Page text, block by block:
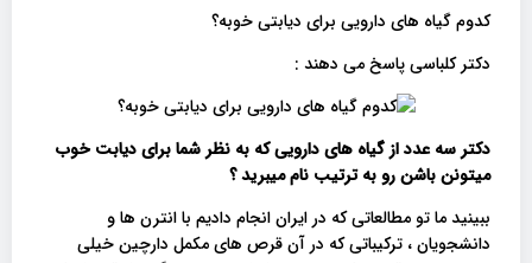
کدوم گیاه های دارویی برای دیابتی خوبه؟
دکتر کلباسی پاسخ می دهند :
دکتر سه عدد از گیاه های دارویی که به نظر شما برای دیابت خوب
میتونن باشن رو به ترتیب نام میبرید ؟
ببینید ما تو مطالعاتی که در ایران انجام دادیم با انترن ها و
دانشجویان ، ترکیباتی که در آن قرص های مکمل دارچین خیلی